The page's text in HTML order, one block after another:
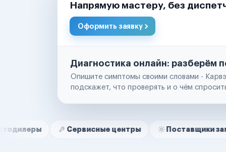
Напрямую мастеру, без
Оформить заявку
Диагностика онлайн: разберём
Опишите симптомы своими словами -
подскажет, что проверять и о чём
Нам доверяют
Сервисные центры Поставщики запчастей
Маркетплейсы